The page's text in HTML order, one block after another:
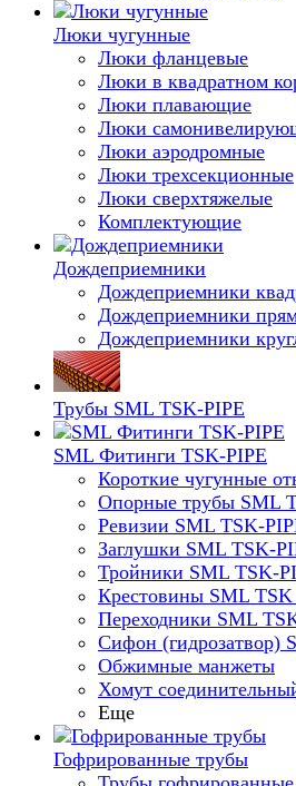
Люки чугунные
Люки фланцевые
Люки в квадратном
Люки плавающие
Люки
Люки аэродромные
Люки трехсекционные
Люки сверхтяжелые
Комплектующие
Дождеприемники
Дождеприемники
Дождеприемники
Дождеприемники
Трубы SML TSK-PIPE
SML Фитинги TSK-PIPE
Короткие чугунные
Опорные трубы SML
Ревизии SML TSK-
Заглушки SML TSK-
Тройники SML TSK-
Крестовины SML TSK
Переходники SML
Сифон (гидрозатвор)
Обжимные манжеты
Хомут
Еще
Гофрированные трубы